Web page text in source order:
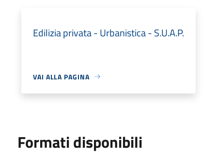
Edilizia privata - Urbanistica - S.U.A.P.
VAI ALLA PAGINA
Formati disponibili